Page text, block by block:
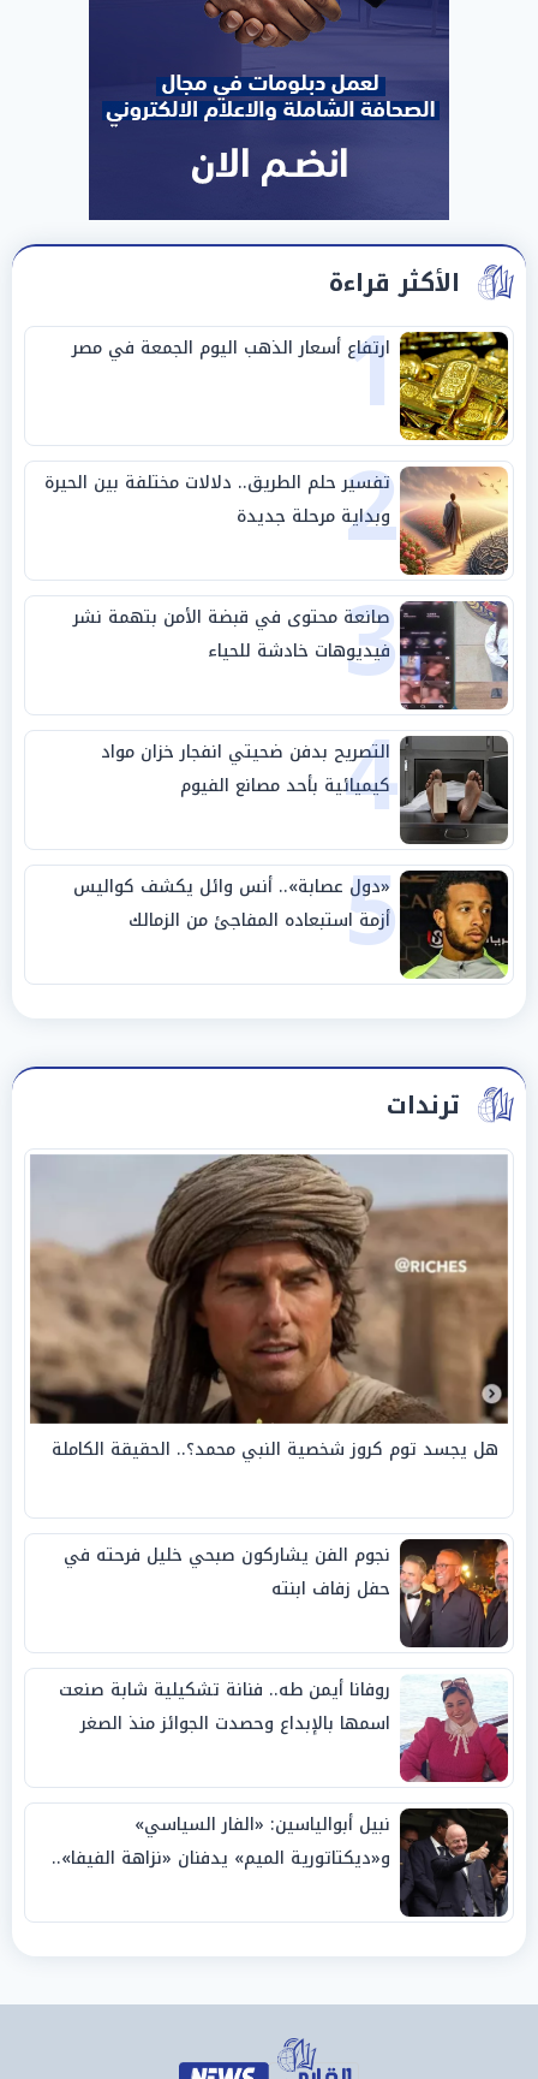
الأكثر قراءة
1
ارتفاع أسعار الذهب اليوم الجمعة في مصر
2
تفسير حلم الطريق.. دلالات مختلفة بين الحيرة
وبداية مرحلة جديدة
3
صانعة محتوى في قبضة الأمن بتهمة نشر
فيديوهات خادشة للحياء
4
التصريح بدفن ضحيتي انفجار خزان مواد
كيميائية بأحد مصانع الفيوم
5
«دول عصابة».. أنس وائل يكشف كواليس
أزمة استبعاده المفاجئ من الزمالك
ترندات
هل يجسد توم كروز شخصية النبي محمد؟.. الحقيقة الكاملة
نجوم الفن يشاركون صبحي خليل فرحته في
حفل زفاف ابنته
روفانا أيمن طه.. فنانة تشكيلية شابة صنعت
اسمها بالإبداع وحصدت الجوائز منذ الصغر
نبيل أبوالياسين: «الفار السياسي»
و«ديكتاتورية الميم» يدفنان «نزاهة الفيفا»..